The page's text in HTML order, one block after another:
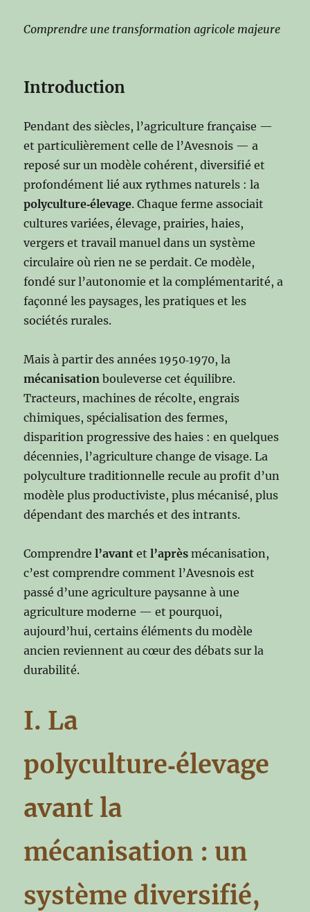
Comprendre une transformation agricole majeure
Introduction
Pendant des siècles, l’agriculture française —
et particulièrement celle de l’Avesnois — a
reposé sur un modèle cohérent, diversifié et
profondément lié aux rythmes naturels : la
polyculture‑élevage. Chaque ferme associait
cultures variées, élevage, prairies, haies,
vergers et travail manuel dans un système
circulaire où rien ne se perdait. Ce modèle,
fondé sur l’autonomie et la complémentarité, a
façonné les paysages, les pratiques et les
sociétés rurales.
Mais à partir des années 1950‑1970, la
mécanisation bouleverse cet équilibre.
Tracteurs, machines de récolte, engrais
chimiques, spécialisation des fermes,
disparition progressive des haies : en quelques
décennies, l’agriculture change de visage. La
polyculture traditionnelle recule au profit d’un
modèle plus productiviste, plus mécanisé, plus
dépendant des marchés et des intrants.
Comprendrel’avant etl’après mécanisation,
c’est comprendre comment l’Avesnois est
passé d’une agriculture paysanne à une
agriculture moderne — et pourquoi,
aujourd’hui, certains éléments du modèle
ancien reviennent au cœur des débats sur la
durabilité.
I. La
polyculture‑élevage
avant la
mécanisation : un
système diversifié,